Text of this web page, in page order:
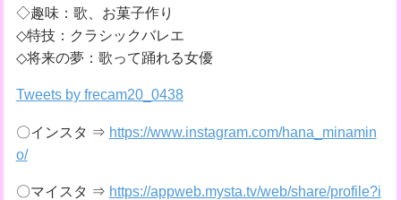
◇趣味：歌、お菓子作り
◇特技：クラシックバレエ
◇将来の夢：歌って踊れる女優
Tweets by frecam20_0438
〇インスタ ⇒ https://www.instagram.com/hana_minamin
o/
〇マイスタ ⇒ https://appweb.mysta.tv/web/share/profile?i